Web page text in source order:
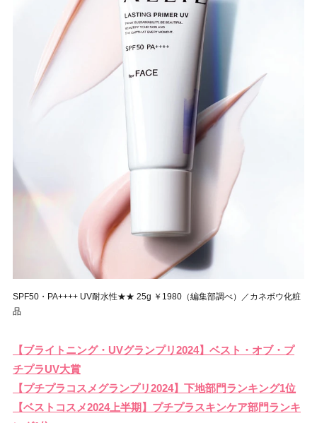
SPF50・PA++++ UV耐水性★★ 25g ￥1980（編集部調べ）／カネボウ化粧
品
【ブライトニング・UVグランプリ2024】ベスト・オブ・プ
チプラUV大賞
【プチプラコスメグランプリ2024】下地部門ランキング1位
【ベストコスメ2024上半期】プチプラスキンケア部門ランキ